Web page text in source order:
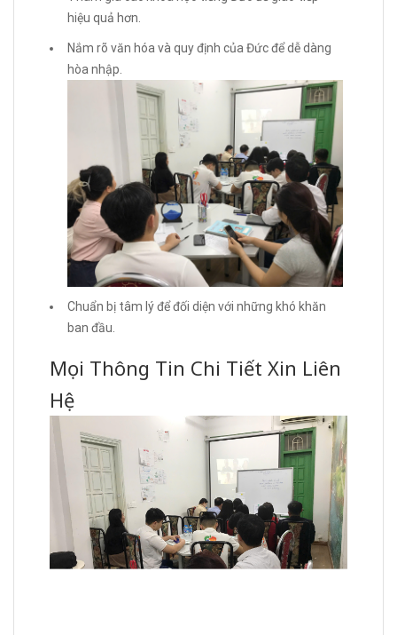
hiệu quả hơn.
Nắm rõ văn hóa và quy định của Đức để dễ dàng
hòa nhập.
Chuẩn bị tâm lý để đối diện với những khó khăn
ban đầu.
Mọi Thông Tin Chi Tiết Xin Liên
Hệ